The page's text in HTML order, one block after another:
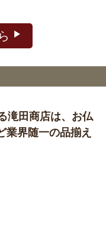
滝田商店は、 お仏
業界随一の品揃え